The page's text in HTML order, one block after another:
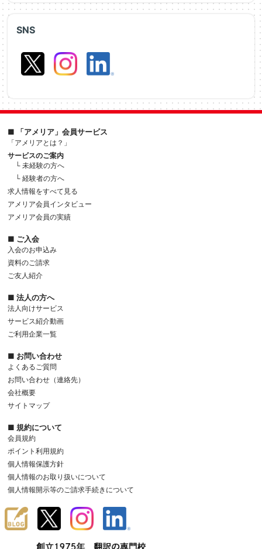
SNS
■ 「アメリア」会員サービス
「アメリアとは？」
サービスのご案内
└ 未経験の方へ
└ 経験者の方へ
求人情報をすべて見る
アメリア会員インタビュー
アメリア会員の実績
■ ご入会
入会のお申込み
資料のご請求
ご友人紹介
■ 法人の方へ
法人向けサービス
サービス紹介動画
ご利用企業一覧
■ お問い合わせ
よくあるご質問
お問い合わせ（連絡先）
会社概要
サイトマップ
■ 規約について
会員規約
ポイント利用規約
個人情報保護方針
個人情報のお取り扱いについて
個人情報開示等のご請求手続きについて